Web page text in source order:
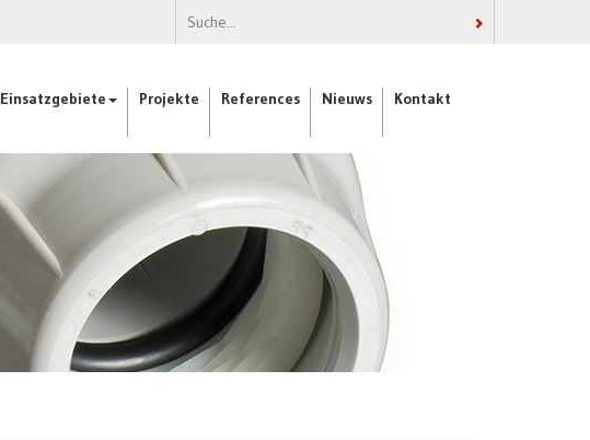
Einsatzgebiete Projekte References Nieuws Kontakt